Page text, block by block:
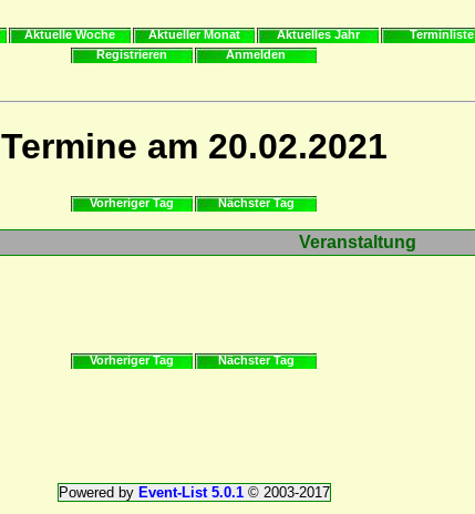
Aktuelle Woche Aktueller Monat Aktuelles Jahr
Terminliste
Registrieren
Anmelden
Termine am 20.02.2021
Vorheriger Tag Nächster Tag
Veranstaltung
Vorheriger Tag Nächster Tag
Powered by Event-List 5.0.1© 2003-2017